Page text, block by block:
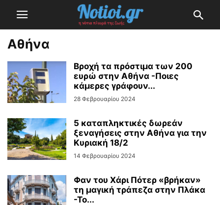
Αθήνα
Βροχή τα πρόστιμα των 200
ευρώ στην Αθήνα -Ποιες
κάμερες γράφουν...
28 Φεβρουαρίου 2024
5 καταπληκτικές δωρεάν
ξεναγήσεις στην Αθήνα για την
Κυριακή 18/2
14 Φεβρουαρίου 2024
Φαν του Χάρι Πότερ «βρήκαν»
τη μαγική τράπεζα στην Πλάκα
-Το...